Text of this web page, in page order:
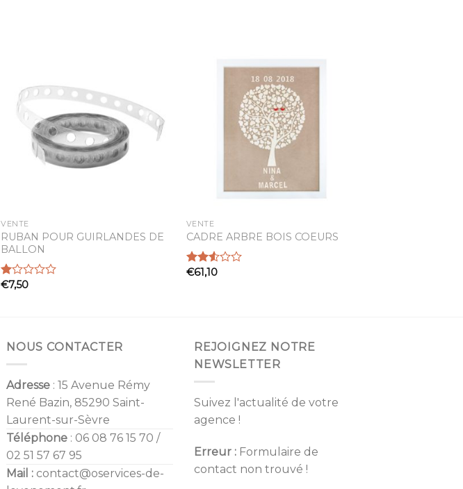
Ajouter
à la
liste
d’envies
VENTE
RUBAN POUR GUIRLANDES DE
BALLON
Note
€7,50
VENTE
CADRE ARBRE BOIS COEURS
Note
€61,10
NOUS CONTACTER
Adresse : 15 Avenue Rémy
René Bazin, 85290 Saint-
Laurent-sur-Sèvre
Téléphone : 06 08 76 15 70 /
02 51 57 67 95
Mail : contact@oservices-de-
REJOIGNEZ NOTRE
NEWSLETTER
Suivez l'actualité de votre
agence !
Erreur : Formulaire de
contact non trouvé !